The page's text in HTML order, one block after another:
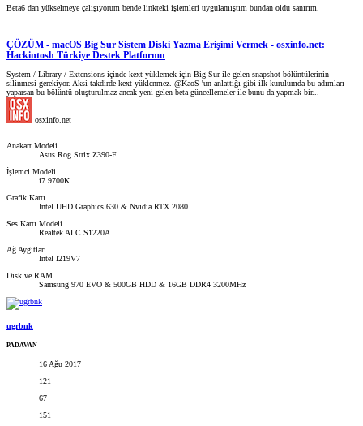
Beta6 dan yükselmeye çalışıyorum bende linkteki işlemleri uygulamıştım bundan oldu sanırım.
ÇÖZÜM - macOS Big Sur Sistem Diski Yazma Erişimi Vermek - osxinfo.net:
Hackintosh Türkiye Destek Platformu
System / Library / Extensions içinde kext yüklemek için Big Sur ile gelen snapshot bölüntülerinin
silinmesi gerekiyor. Aksi takdirde kext yüklenmez. @KaoS 'un anlattığı gibi ilk kurulumda bu adımları
yaparsan bu bölüntü oluşturulmaz ancak yeni gelen beta güncellemeler ile bunu da yapmak bir...
osxinfo.net
Anakart Modeli
Asus Rog Strix Z390-F
İşlemci Modeli
i7 9700K
Grafik Kartı
Intel UHD Graphics 630 & Nvidia RTX 2080
Ses Kartı Modeli
Realtek ALC S1220A
Ağ Aygıtları
Intel I219V7
Disk ve RAM
Samsung 970 EVO & 500GB HDD & 16GB DDR4 3200MHz
ugrbnk
PADAVAN
16 Ağu 2017
121
67
151